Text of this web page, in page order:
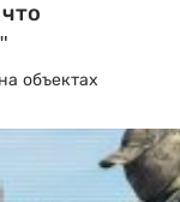
объектах